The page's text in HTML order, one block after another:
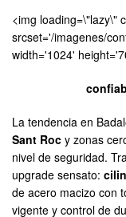
<img loading=\"lazy\"
srcset='/imagenes/
width='1024'
La tendencia en
Sant Roc y zonas
nivel de seguridad.
upgrade sensato:
de acero macizo con
vigente y control de